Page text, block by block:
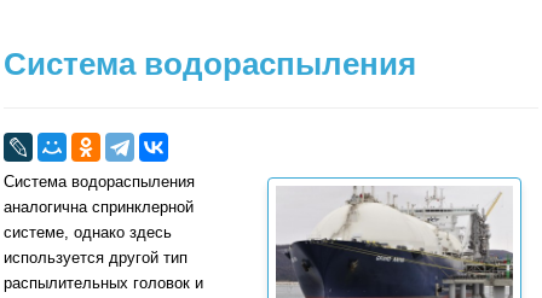
Система водораспыления
Система водораспыления
аналогична спринклерной
системе, однако здесь
используется другой тип
распылительных головок и